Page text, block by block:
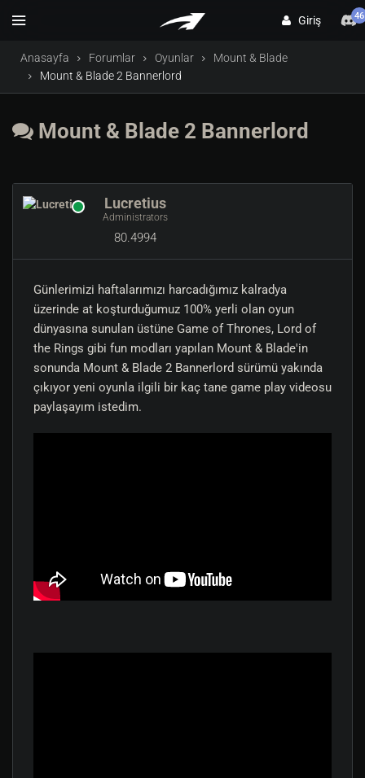
Giriş 46
Anasayfa Forumlar Oyunlar
Mount & Blade
Mount & Blade 2 Bannerlord
Mount & Blade 2 Bannerlord
Lucretius
Administrators
80.4994
Günlerimizi haftalarımızı harcadığımız kalradya
üzerinde at koşturduğumuz 100% yerli olan oyun
dünyasına sunulan üstüne Game of Thrones, Lord of
the Rings gibi fun modları yapılan Mount & Blade'in
sonunda Mount & Blade 2 Bannerlord sürümü yakında
çıkıyor yeni oyunla ilgili bir kaç tane game play videosu
paylaşayım istedim.